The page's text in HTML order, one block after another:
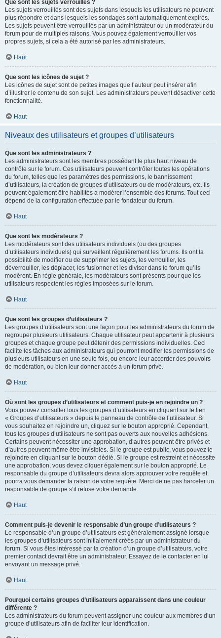
Que sont les sujets verrouillés ?
Les sujets verrouillés sont des sujets dans lesquels les utilisateurs ne peuvent
plus répondre et dans lesquels les sondages sont automatiquement expirés.
Les sujets peuvent être verrouillés par un administrateur ou un modérateur du
forum pour de multiples raisons. Vous pouvez également verrouiller vos
propres sujets, si cela a été autorisé par les administrateurs.
Haut
Que sont les icônes de sujet ?
Les icônes de sujet sont de petites images que l’auteur peut insérer afin
d’illustrer le contenu de son sujet. Les administrateurs peuvent désactiver cette
fonctionnalité.
Haut
Niveaux des utilisateurs et groupes d’utilisateurs
Que sont les administrateurs ?
Les administrateurs sont les membres possédant le plus haut niveau de
contrôle sur le forum. Ces utilisateurs peuvent contrôler toutes les opérations
du forum, telles que les paramètres des permissions, le bannissement
d’utilisateurs, la création de groupes d’utilisateurs ou de modérateurs, etc. Ils
peuvent également être habilités à modérer l’ensemble des forums. Tout ceci
dépend de la configuration effectuée par le fondateur du forum.
Haut
Que sont les modérateurs ?
Les modérateurs sont des utilisateurs individuels (ou des groupes
d’utilisateurs individuels) qui surveillent régulièrement les forums. Ils ont la
possibilité de modifier ou de supprimer les sujets, les verrouiller, les
déverrouiller, les déplacer, les fusionner et les diviser dans le forum qu’ils
modèrent. En règle générale, les modérateurs sont présents pour que les
utilisateurs respectent les règles imposées sur le forum.
Haut
Que sont les groupes d’utilisateurs ?
Les groupes d’utilisateurs sont une façon pour les administrateurs du forum de
regrouper plusieurs utilisateurs. Chaque utilisateur peut appartenir à plusieurs
groupes et chaque groupe peut détenir des permissions individuelles. Ceci
facilite les tâches aux administrateurs qui pourront modifier les permissions de
plusieurs utilisateurs en une seule fois, ou encore leur accorder des pouvoirs
de modération, ou bien leur donner accès à un forum privé.
Haut
Où sont les groupes d’utilisateurs et comment puis-je en rejoindre un ?
Vous pouvez consulter tous les groupes d’utilisateurs en cliquant sur le lien
« Groupes d’utilisateurs » depuis le panneau de contrôle de l’utilisateur. Si
vous souhaitez en rejoindre un, cliquez sur le bouton approprié. Cependant,
tous les groupes d’utilisateurs ne sont pas ouverts aux nouvelles adhésions.
Certains peuvent nécessiter une approbation, d’autres peuvent être privés et
d’autres peuvent même être invisibles. Si le groupe est public, vous pouvez le
rejoindre en cliquant sur le bouton dédié. Si le groupe est restreint et nécessite
une approbation, vous devez cliquer également sur le bouton approprié. Le
responsable du groupe d’utilisateurs devra alors approuver votre requête et
pourra vous demander la raison de votre requête. Merci de ne pas harceler un
responsable de groupe s’il refuse votre demande.
Haut
Comment puis-je devenir le responsable d’un groupe d’utilisateurs ?
Le responsable d’un groupe d’utilisateurs est généralement assigné lorsque
les groupes d’utilisateurs sont initialement créés par un administrateur du
forum. Si vous êtes intéressé par la création d’un groupe d’utilisateurs, votre
premier contact devrait être un administrateur. Essayez de le contacter en lui
envoyant un message privé.
Haut
Pourquoi certains groupes d’utilisateurs apparaissent dans une couleur
différente ?
Les administrateurs du forum peuvent assigner une couleur aux membres d’un
groupe d’utilisateurs afin de faciliter leur identification.